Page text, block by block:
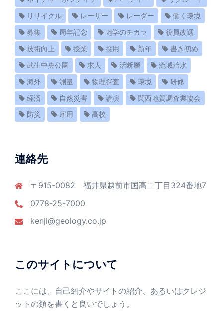
リサイクル
レーザー レーダー
働く環境
募集
周年記念 地学のチカラ
役員改選
技術向上
授業 採用 新年
書き初め
武生中央公園
求人 活断層
流域治水
海外
測量 物理探査 環境
研修
経済
自然災害 講演
関西地質調査業協会
防災
雇用 高校
連絡先
〒915-0082 福井県越前市国高二丁目324番地7
0778-25-7000
kenji@geology.co.jp
このサイトについて
ここには、自己紹介やサイトの紹介、あるいはクレジ
ットの類を書くと良いでしょう。